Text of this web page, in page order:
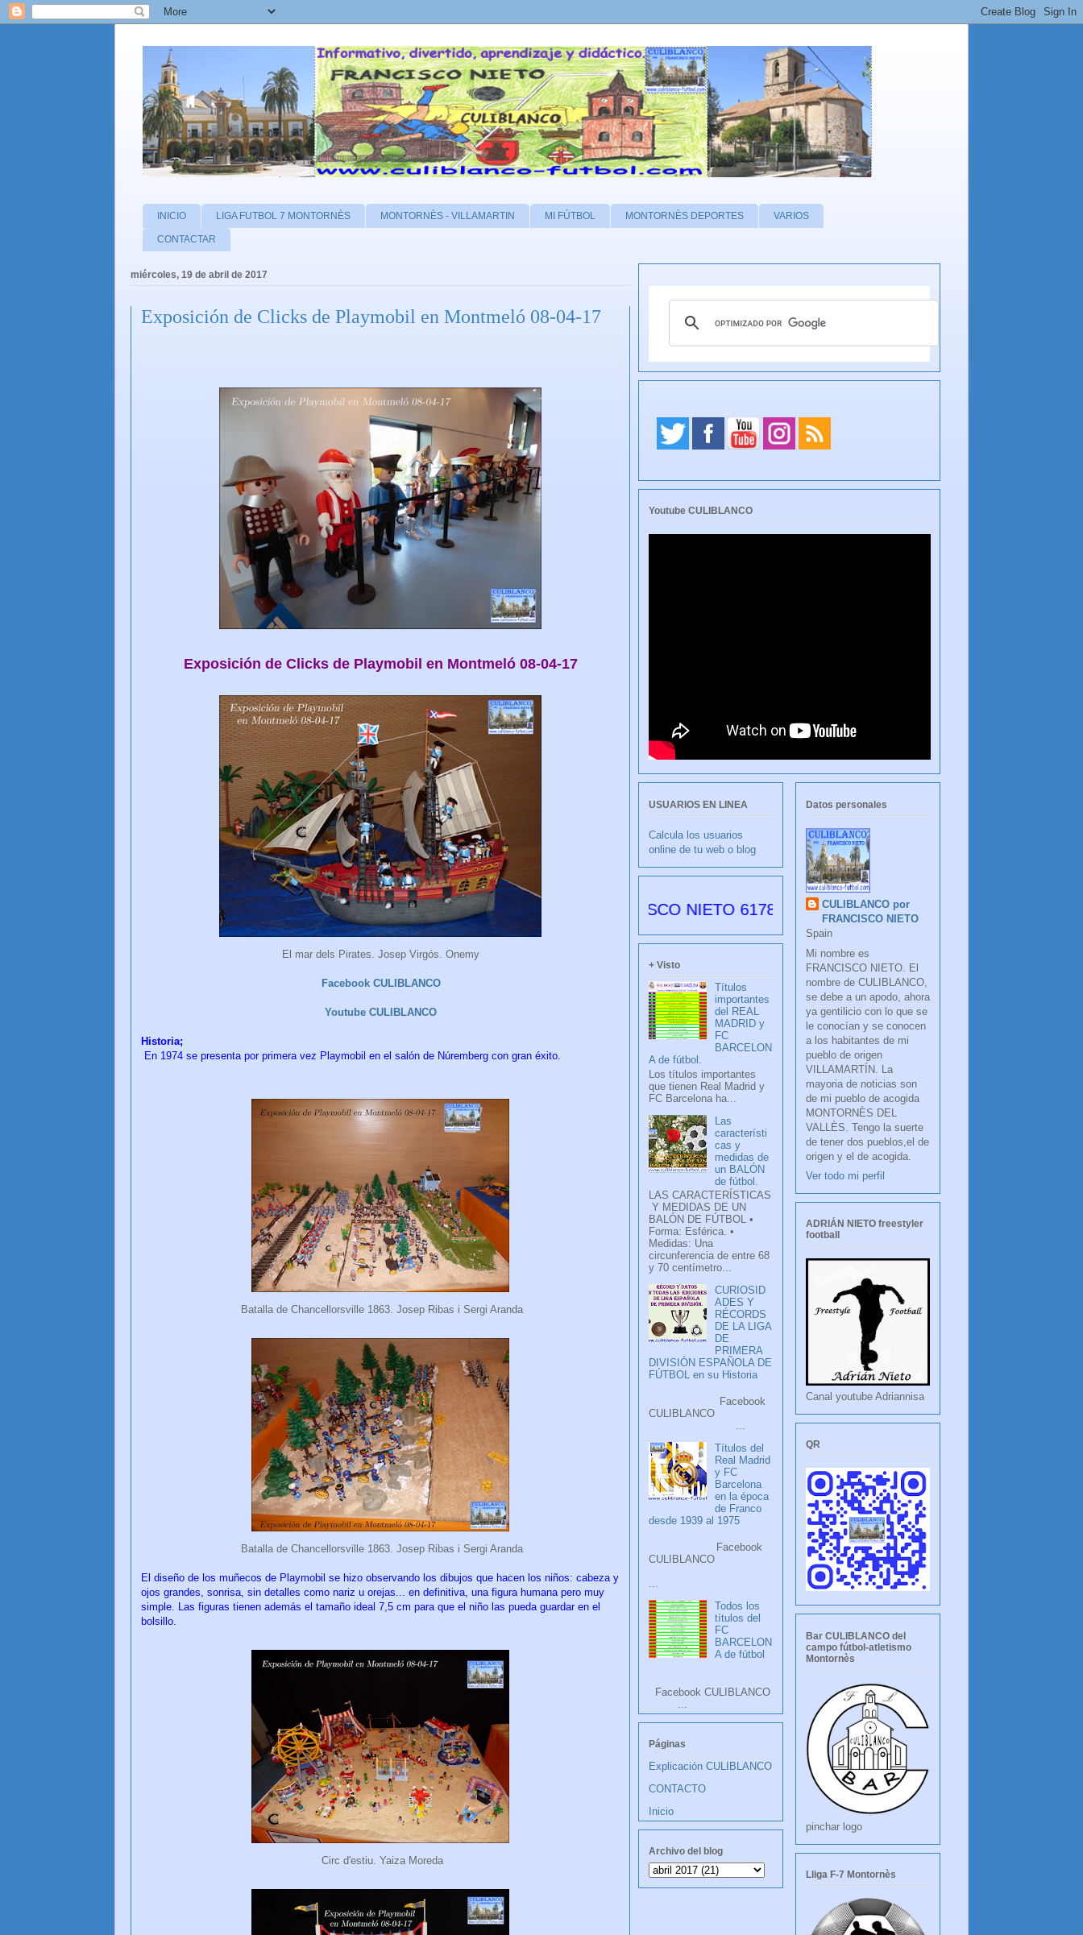
INICIO LIGA FUTBOL 7 MONTORNÈS MONTORNÈS - VILLAMARTIN MI FÚTBOL MONTORNÈS DEPORTES VARIOS
CONTACTAR
miércoles, 19 de abril de 2017
Exposición de Clicks de Playmobil en Montmeló 08-04-17
Exposición de Clicks de Playmobil en Montmeló 08-04-17
El mar dels Pirates. Josep Virgós. Onemy
Facebook CULIBLANCO
Youtube CULIBLANCO
Historia;
En 1974 se presenta por primera vez Playmobil en el salón de Núremberg con gran éxito.
Batalla de Chancellorsville 1863. Josep Ribas i Sergi Aranda
Batalla de Chancellorsville 1863. Josep Ribas i Sergi Aranda
El diseño de los muñecos de Playmobil se hizo observando los dibujos que hacen los niños: cabeza y
ojos grandes, sonrisa, sin detalles como nariz u orejas... en definitiva, una figura humana pero muy
simple. Las figuras tienen además el tamaño ideal 7,5 cm para que el niño las pueda guardar en el
bolsillo.
Circ d'estiu. Yaiza Moreda
Youtube CULIBLANCO
USUARIOS EN LINEA
Calcula los usuarios
online de tu web o blog
CULIBLANCO por FRANCISCO NIETO 6178 días desde su creación
+ Visto
Títulos
importantes
del REAL
MADRID y
FC
BARCELON
A de fútbol.
Los títulos importantes
que tienen Real Madrid y
FC Barcelona ha...
Las
característi
cas y
medidas de
un BALÓN
de fútbol.
LAS CARACTERÍSTICAS
Y MEDIDAS DE UN
BALÓN DE FÚTBOL •
Forma: Esférica. •
Medidas: Una
circunferencia de entre 68
y 70 centímetro...
CURIOSID
ADES Y
RÉCORDS
DE LA LIGA
DE
PRIMERA
DIVISIÓN ESPAÑOLA DE
FÚTBOL en su Historia
Facebook
CULIBLANCO
...
Títulos del
Real Madrid
y FC
Barcelona
en la época
de Franco
desde 1939 al 1975
Facebook
CULIBLANCO
Todos los
títulos del
FC
BARCELON
A de fútbol
Facebook CULIBLANCO
...
Páginas
Explicación CULIBLANCO
CONTACTO
Inicio
Archivo del blog
Datos personales
CULIBLANCO por
FRANCISCO NIETO
Spain
Mi nombre es
FRANCISCO NIETO. El
nombre de CULIBLANCO,
se debe a un apodo, ahora
ya gentilicio con lo que se
le conocían y se conocen
a los habitantes de mi
pueblo de origen
VILLAMARTÍN. La
mayoria de noticias son
de mi pueblo de acogida
MONTORNÈS DEL
VALLÈS. Tengo la suerte
de tener dos pueblos,el de
origen y el de acogida.
Ver todo mi perfil
ADRIÁN NIETO freestyler
football
Canal youtube Adriannisa
QR
Bar CULIBLANCO del
campo fútbol-atletismo
Montornès
pinchar logo
Lliga F-7 Montornès